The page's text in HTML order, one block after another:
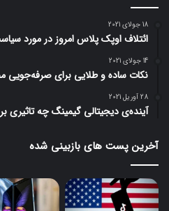
18 جولای 2021
ائتلاف اوپک پلاس امروز در مورد
14 جولای 2021
نکات ساده و طلایی برای صرفه‌جویی
28 آوریل 2021
آینده‌ی دیجیتالی گیمینگ چه تاثیری
آخرین پست های بازبینی شده